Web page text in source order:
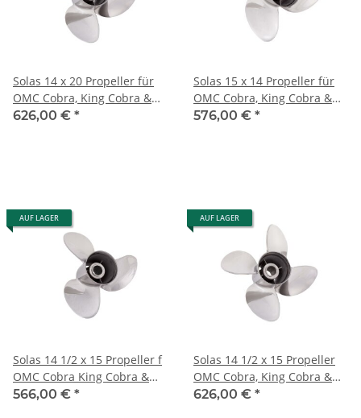
Solas 14 x 20 Propeller für
OMC Cobra, King Cobra &
Model 800 4 Blatt Edelstahl
626,00 € *
Solas 15 x 14 Propeller für
OMC Cobra, King Cobra &
Model 800 '91-'94 Edelstahl
576,00 € *
AUF LAGER
Solas 14 1/2 x 15 Propeller f
OMC Cobra King Cobra &
Model 800 '91-'94 Edelstahl
566,00 € *
AUF LAGER
Solas 14 1/2 x 15 Propeller
OMC Cobra, King Cobra &
Model 800 4 Blatt Edelstahl
626,00 € *